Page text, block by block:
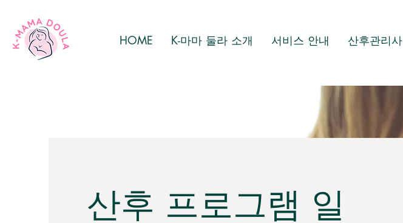
HOME K-마마 둘라 소개 서비스 안내 산후관리사
산후 프로그램 일